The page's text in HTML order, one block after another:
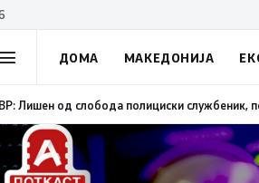
ДОМА МАКЕДОНИЈА
Спречена катастрофа во виничко, запалена